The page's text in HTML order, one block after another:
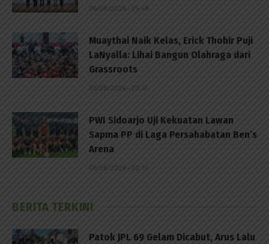
06/08/2026 - 05:49
Muaythai Naik Kelas, Erick Thohir Puji
LaNyalla: Lihai Bangun Olahraga dari
Grassroots
05/08/2026 - 20:41
PWI Sidoarjo Uji Kekuatan Lawan
Sapma PP di Laga Persahabatan Ben’s
Arena
05/08/2026 - 20:10
BERITA TERKINI
Patok JPL 69 Gelam Dicabut, Arus Lalu